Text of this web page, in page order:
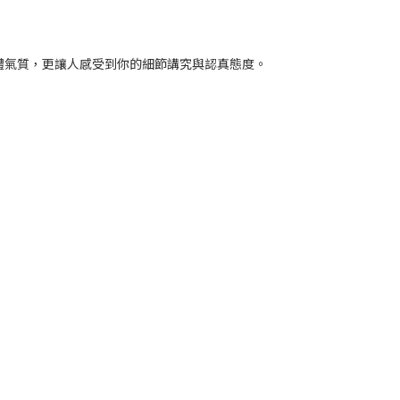
質，更讓人感受到你的細節講究與認真態度。